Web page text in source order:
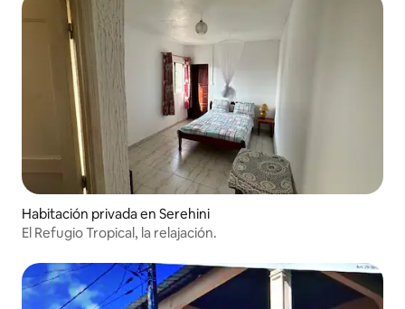
Habitación privada en Serehini
El Refugio Tropical, la relajación.